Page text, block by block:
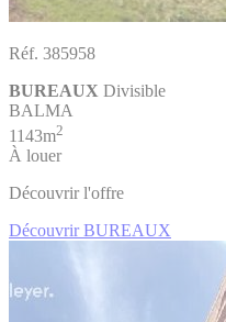
Réf. 385958
BUREAUX Divisible
BALMA
1143m2
À louer
Découvrir l'offre
Découvrir BUREAUX